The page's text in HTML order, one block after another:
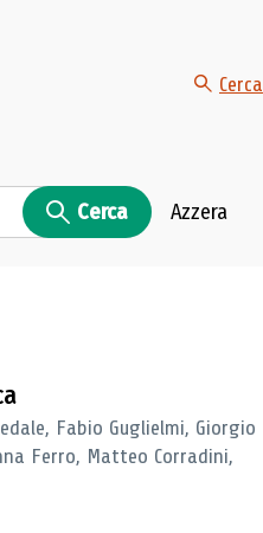
Cerca
Cerca Azzera
Fabio Guglielmi, Giorgio
Ferro, Matteo Corradini,